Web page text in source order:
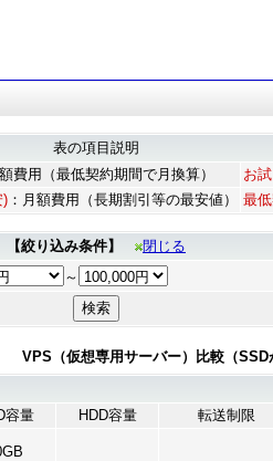
表の項目説明
費用（最低契約期間で月換算） お
)：月額費用（長期割引等の最安値） 最
【絞り込み条件】
閉じる
～
VPS（仮想専用サーバー）比較（
容量 HDD容量 転送制限